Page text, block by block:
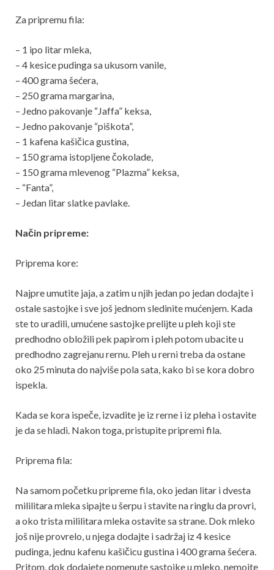
Za pripremu fila:
– 1 ipo litar mleka,
– 4 kesice pudinga sa ukusom vanile,
– 400 grama šećera,
– 250 grama margarina,
– Jedno pakovanje “Jaffa” keksa,
– Jedno pakovanje “piškota”,
– 1 kafena kašičica gustina,
– 150 grama istopljene čokolade,
– 150 grama mlevenog “Plazma” keksa,
– “Fanta”,
– Jedan litar slatke pavlake.
Način pripreme:
Priprema kore:
Najpre umutite jaja, a zatim u njih jedan po jedan dodajte i
ostale sastojke i sve još jednom sledinite mućenjem. Kada
ste to uradili, umućene sastojke prelijte u pleh koji ste
predhodno obložili pek papirom i pleh potom ubacite u
predhodno zagrejanu rernu. Pleh u rerni treba da ostane
oko 25 minuta do najviše pola sata, kako bi se kora dobro
ispekla.
Kada se kora ispeče, izvadite je iz rerne i iz pleha i ostavite
je da se hladi. Nakon toga, pristupite pripremi fila.
Priprema fila:
Na samom početku pripreme fila, oko jedan litar i dvesta
mililitara mleka sipajte u šerpu i stavite na ringlu da provri,
a oko trista mililitara mleka ostavite sa strane. Dok mleko
još nije provrelo, u njega dodajte i sadržaj iz 4 kesice
pudinga, jednu kafenu kašičicu gustina i 400 grama šećera.
Pritom, dok dodajete pomenute sastojke u mleko, nemojte